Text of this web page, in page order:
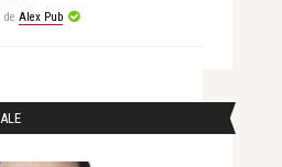
de Alex Pub